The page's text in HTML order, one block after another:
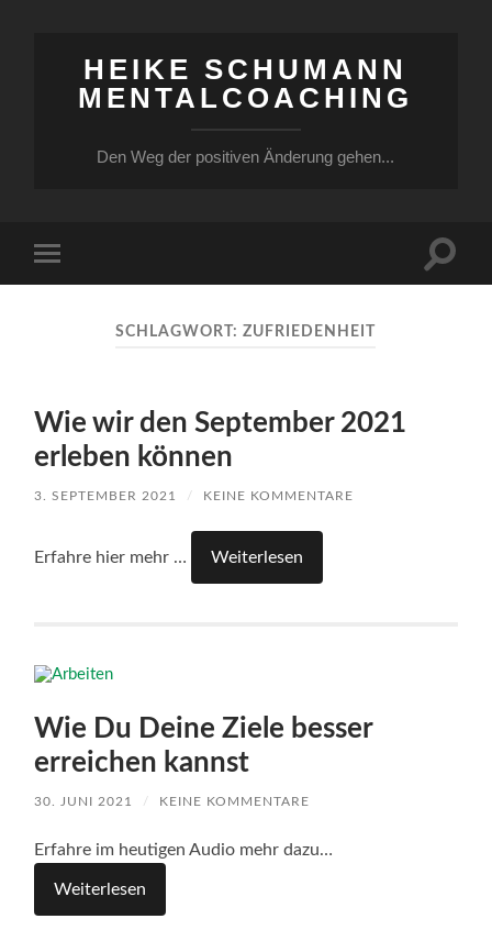
HEIKE SCHUMANN
MENTALCOACHING
Den Weg der positiven Änderung gehen...
Menü
SCHLAGWORT:ZUFRIEDENHEIT
Wie wir den September 2021
erleben können
3. SEPTEMBER 2021 / KEINE KOMMENTARE
Erfahre hier mehr … Weiterlesen
Wie Du Deine Ziele besser
erreichen kannst
30. JUNI 2021 / KEINE KOMMENTARE
Erfahre im heutigen Audio mehr dazu…
Weiterlesen